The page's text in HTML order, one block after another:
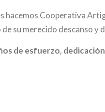
hacemos Cooperativa
su merecido descanso y
de esfuerzo,